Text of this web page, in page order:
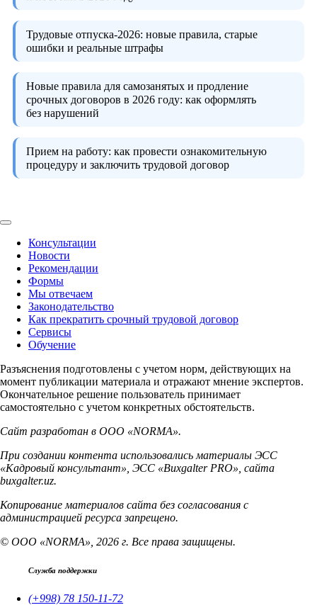
Трудовые отпуска-2026: новые правила, старые
ошибки и реальные штрафы
Новые правила для самозанятых и продление
срочных договоров в 2026 году: как оформлять
без нарушений
Прием на работу: как провести ознакомительную
процедуру и заключить трудовой договор
Консультации
Новости
Рекомендации
Формы
Мы отвечаем
Законодательство
Как прекратить срочный трудовой договор
Сервисы
Обучение
Разъяснения подготовлены с учетом норм, действующих на
момент публикации материала и отражают мнение экспертов.
Окончательное решение пользователь принимает
самостоятельно с учетом конкретных обстоятельств.
Сайт разработан в ООО «NORMA».
При создании контента использовались материалы ЭСС
«Кадровый консультант», ЭСС «Buxgalter PRO», сайта
buxgalter.uz.
Копирование материалов сайта без согласования с
администрацией ресурса запрещено.
© ООО «NORMA», 2026 г. Все права защищены.
Служба поддержки
(+998) 78 150-11-72